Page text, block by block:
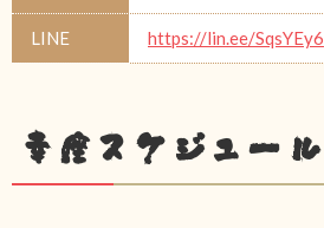
LINE https://lin.ee/SqsYEy6
幸座スケジュール